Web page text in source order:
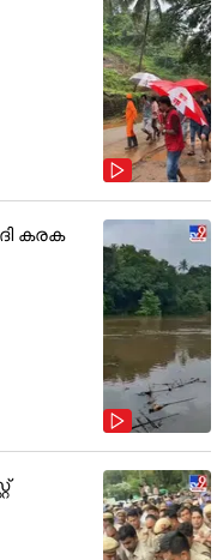
കരക